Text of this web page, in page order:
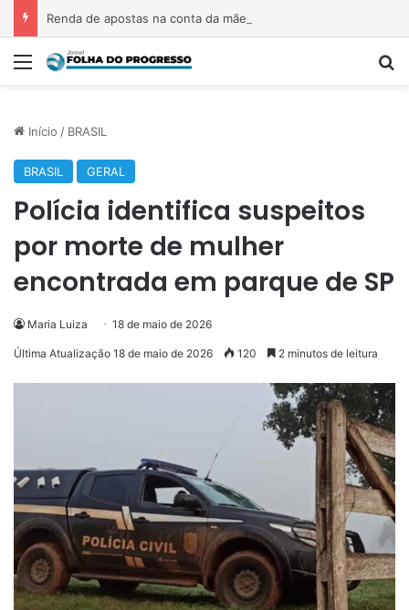
Menu
Início / BRASIL
BRASIL GERAL
Polícia identifica suspeitos
por morte de mulher
encontrada em parque de SP
Maria Luiza 18 de maio de 2026
Última Atualização 18 de maio de 2026 120 2 minutos de leitura